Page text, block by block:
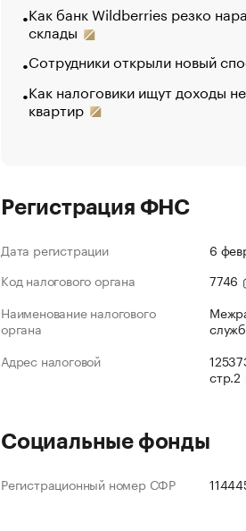
Как банк Wildberries резко
склады
Сотрудники открыли новый
Как налоговики ищут доходы
квартир
Регистрация ФНС
Дата регистрации
6
Код налогового органа
7746
Наименование налогового
органа
Адрес налоговой
стр.2
Социальные фонды
Регистрационный номер СФР